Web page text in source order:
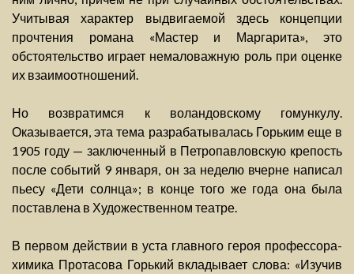
Учитывая характер выдвигаемой здесь концепции
прочтения романа «Мастер и Маргарита», это
обстоятельство играет немаловажную роль при оценке
их взаимоотношений.
Но возвратимся к воландовскому гомункулу.
Оказывается, эта тема разрабатывалась Горьким еще в
1905 году — заключенный в Петропавловскую крепость
после событий 9 января, он за неделю вчерне написал
пьесу «Дети солнца»; в конце того же года она была
поставлена в Художественном театре.
В первом действии в уста главного героя профессора-
химика Протасова Горький вкладывает слова: «Изучив